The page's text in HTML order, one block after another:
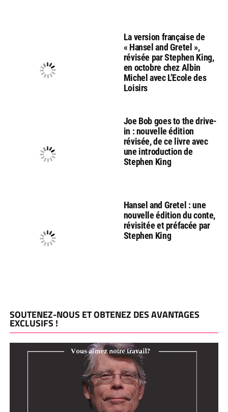
La version française de
« Hansel and Gretel »,
révisée par Stephen King,
en octobre chez Albin
Michel avec L’Ecole des
Loisirs
Joe Bob goes to the drive-
in : nouvelle édition
révisée, de ce livre avec
une introduction de
Stephen King
Hansel and Gretel : une
nouvelle édition du conte,
révisitée et préfacée par
Stephen King
SOUTENEZ-NOUS ET OBTENEZ DES AVANTAGES
EXCLUSIFS !